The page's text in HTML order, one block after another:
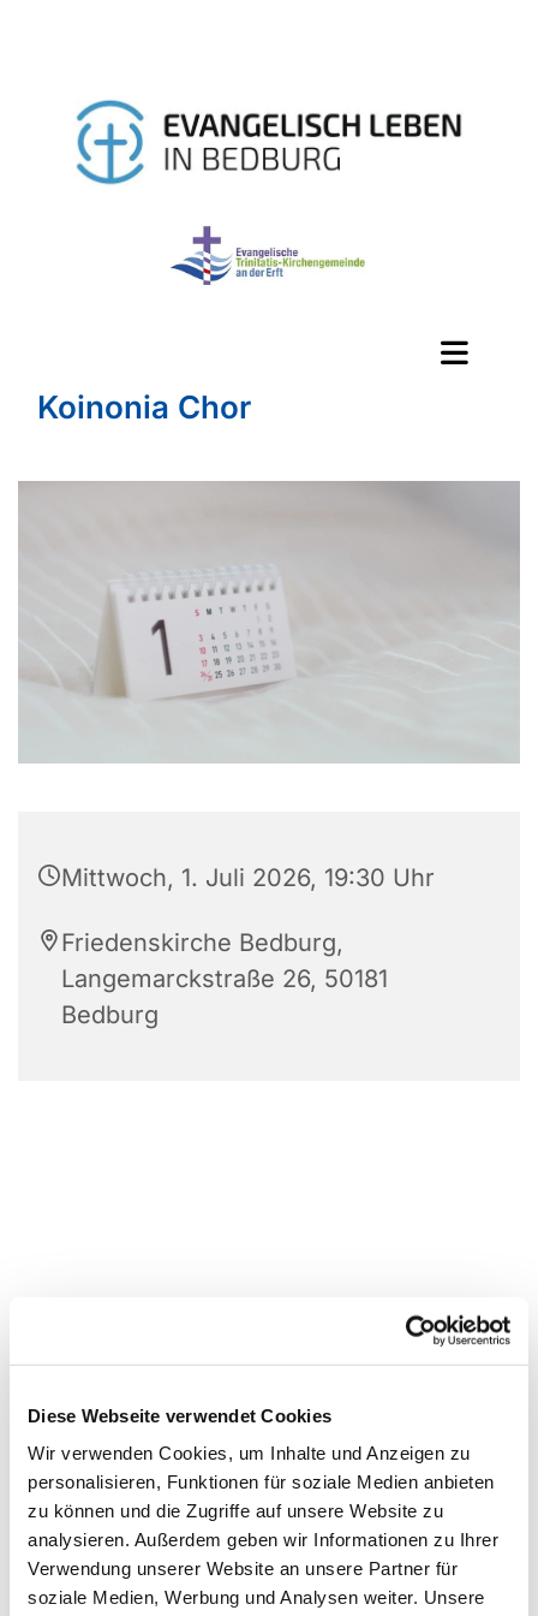
Diese Webseite verwendet Cookies
Wir verwenden Cookies, um Inhalte und Anzeigen zu
personalisieren, Funktionen für soziale Medien anbieten
zu können und die Zugriffe auf unsere Website zu
analysieren. Außerdem geben wir Informationen zu Ihrer
Verwendung unserer Website an unsere Partner für
soziale Medien, Werbung und Analysen weiter. Unsere
Koinonia Chor
Mittwoch, 1. Juli 2026, 19:30 Uhr
Friedenskirche Bedburg,
Langemarckstraße 26, 50181
Bedburg